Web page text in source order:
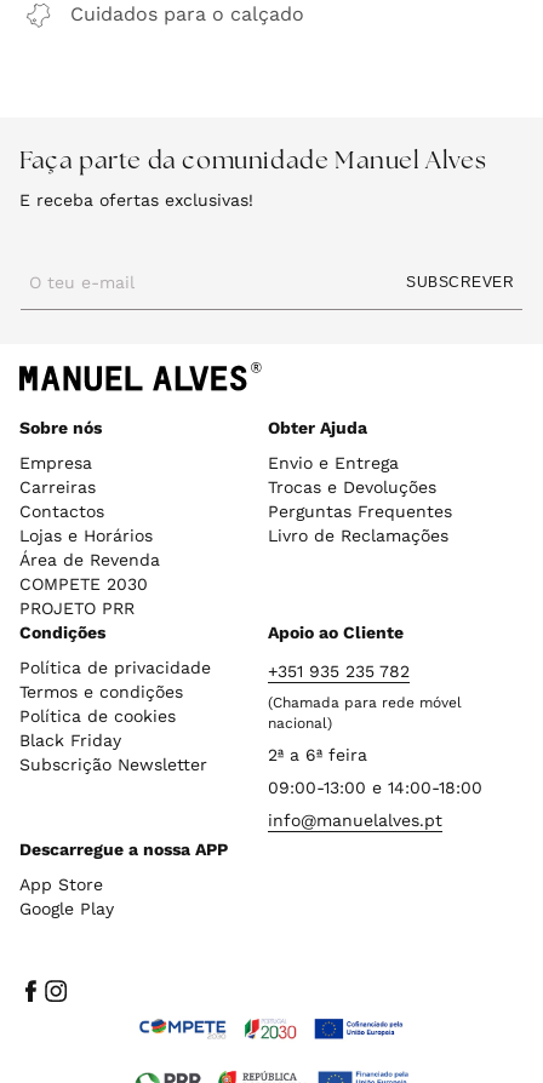
Cuidados para o calçado
Faça parte da comunidade Manuel Alves
E receba ofertas exclusivas!
O teu e-mail SUBSCREVER
Sobre nós
Empresa
Carreiras
Contactos
Lojas e Horários
Área de Revenda
COMPETE 2030
PROJETO PRR
Obter Ajuda
Envio e Entrega
Trocas e Devoluções
Perguntas Frequentes
Livro de Reclamações
Condições
Política de privacidade
Termos e condições
Política de cookies
Black Friday
Subscrição Newsletter
Apoio ao Cliente
+351 935 235 782
(Chamada para rede móvel
nacional)
2ª a 6ª feira
09:00-13:00 e 14:00-18:00
info@manuelalves.pt
Descarregue a nossa APP
App Store
Google Play
Facebook
Instagram